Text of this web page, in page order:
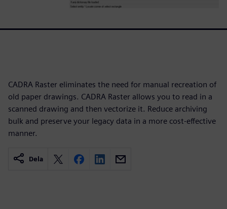
CADRA Raster eliminates the need for manual recreation of
old paper drawings. CADRA Raster allows you to read in a
scanned drawing and then vectorize it. Reduce archiving
bulk and preserve your legacy data in a more cost-effective
manner.
Dela